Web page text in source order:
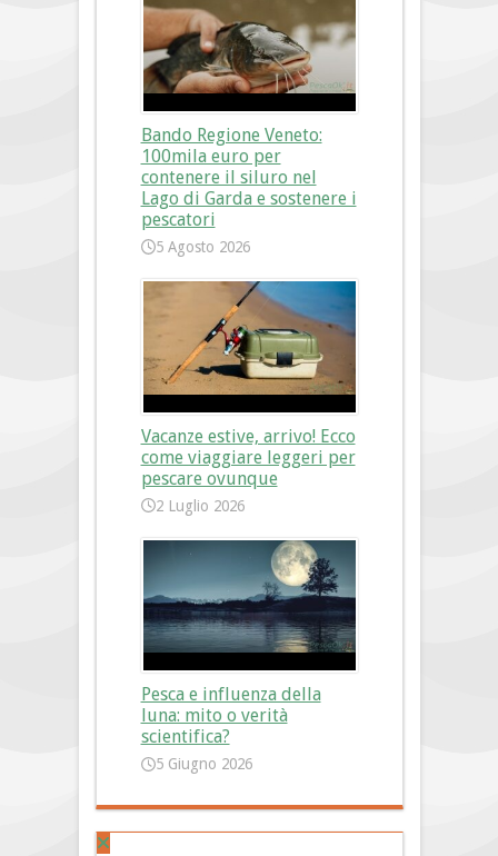
Bando Regione Veneto:
100mila euro per
contenere il siluro nel
Lago di Garda e sostenere i
pescatori
5 Agosto 2026
Vacanze estive, arrivo! Ecco
come viaggiare leggeri per
pescare ovunque
2 Luglio 2026
Pesca e influenza della
luna: mito o verità
scientifica?
5 Giugno 2026